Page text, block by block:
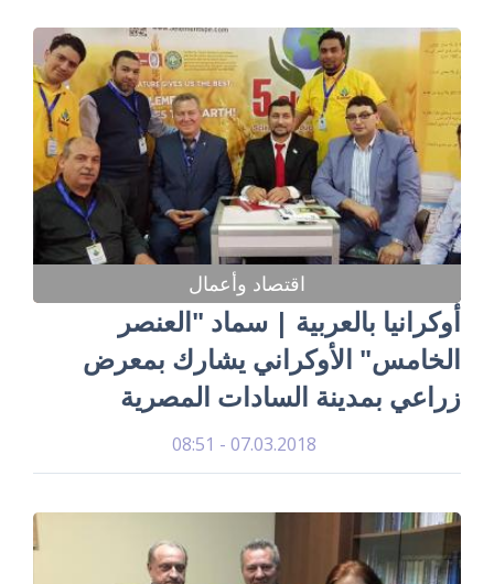
اقتصاد وأعمال
أوكرانيا بالعربية | سماد "العنصر
الخامس" الأوكراني يشارك بمعرض
زراعي بمدينة السادات المصرية
07.03.2018 - 08:51